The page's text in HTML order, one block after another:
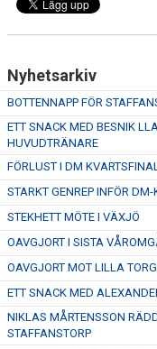
Nyhetsarkiv
BOTTENNAPP FÖR
ETT SNACK MED BESNIK
HUVUDTRÄNARE
FÖRLUST I DM
STARKT GENREP INFÖR
STEKHETT MÖTE I VÄXJÖ
OAVGJORT I SISTA
OAVGJORT MOT LILLA TORG
ETT SNACK MED
NIKLAS MÅRTENSSON
STAFFANSTORP